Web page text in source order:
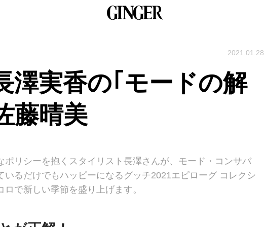
2021.01.28
澤実香の｢モードの解
藤晴美
ポリシーを抱くスタイリスト長澤さんが、モード・コンサバ
るだけでもハッピーになるグッチ2021エピローグ コレクシ
で新しい季節を盛り上げます。